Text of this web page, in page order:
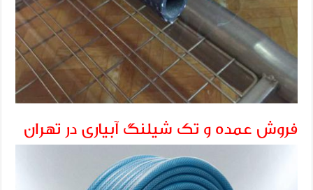
فروش عمده و تک شیلنگ آبیاری در تهران